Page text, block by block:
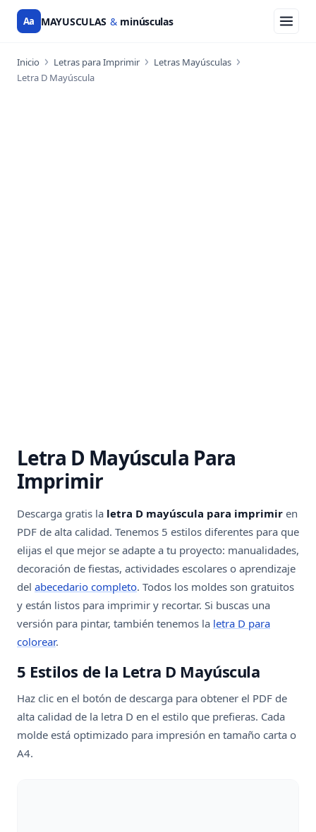
Aa MAYUSCULAS & minúsculas
Inicio Letras para Imprimir
Letras Mayúsculas
Letra D Mayúscula
Letra D Mayúscula Para
Imprimir
Descarga gratis la letra D mayúscula para imprimir en
PDF de alta calidad. Tenemos 5 estilos diferentes para que
elijas el que mejor se adapte a tu proyecto: manualidades,
decoración de fiestas, actividades escolares o aprendizaje
del abecedario completo. Todos los moldes son gratuitos
y están listos para imprimir y recortar. Si buscas una
versión para pintar, también tenemos la letra D para
colorear.
5 Estilos de la Letra D Mayúscula
Haz clic en el botón de descarga para obtener el PDF de
alta calidad de la letra D en el estilo que prefieras. Cada
molde está optimizado para impresión en tamaño carta o
A4.